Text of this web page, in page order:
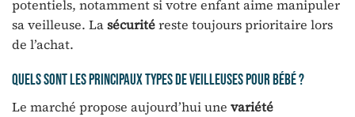
potentiels, notamment si votre enfant aime manipuler
sa veilleuse. Lasécuritéreste toujours prioritaire lors
de l’achat.
Quels sont les principaux types de veilleuses pour bébé ?
Le marché propose aujourd’hui une variété